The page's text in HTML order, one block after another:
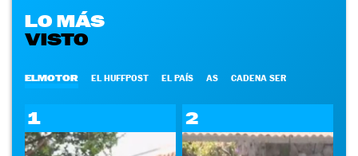
LO MÁS
VISTO
ELMOTOR EL HUFFPOST EL PAÍS AS CADENA SER
1 2